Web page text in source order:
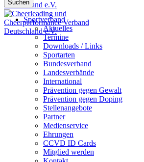
Suchen
Sportverband
Aktuelles
Termine
Downloads / Links
Sportarten
Bundesverband
Landesverbände
International
Prävention gegen Gewalt
Prävention gegen Doping
Stellenangebote
Partner
Medienservice
Ehrungen
CCVD ID Cards
Mitglied werden